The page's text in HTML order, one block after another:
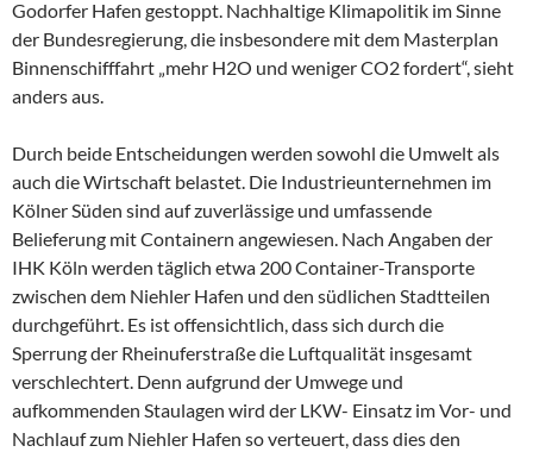
Godorfer Hafen gestoppt. Nachhal­tige Klimapolitik im Sinne
der Bundesregierung, die insbesondere mit dem Masterplan
Binnenschifffahrt „mehr H2O und weniger CO2 fordert“, sieht
anders aus.
Durch beide Entscheidungen werden sowohl die Umwelt als
auch die Wirtschaft belastet. Die Industrieunternehmen im
Kölner Süden sind auf zuverlässige und umfas­sende
Belieferung mit Containern angewiesen. Nach Angaben der
IHK Köln werden täglich etwa 200 Container-Transporte
zwischen dem Niehler Hafen und den südlichen Stadttei­len
durchgeführt. Es ist offensichtlich, dass sich durch die
Sperrung der Rheinuferstraße die Luftqualität insgesamt
verschlechtert. Denn aufgrund der Umwege und
aufkommenden Staulagen wird der LKW- Einsatz im Vor- und
Nachlauf zum Niehler Hafen so verteuert, dass dies den